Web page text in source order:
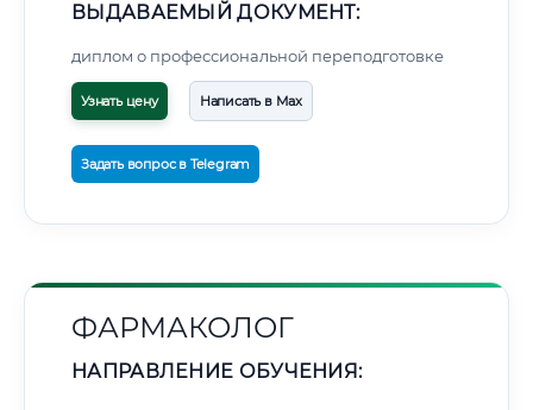
ВЫДАВАЕМЫЙ ДОКУМЕНТ:
диплом о профессиональной переподготовке
Узнать цену Написать в Max
Задать вопрос в Telegram
ФАРМАКОЛОГ
НАПРАВЛЕНИЕ ОБУЧЕНИЯ: